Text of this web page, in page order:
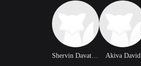
Shervin Davatgar Akiva David